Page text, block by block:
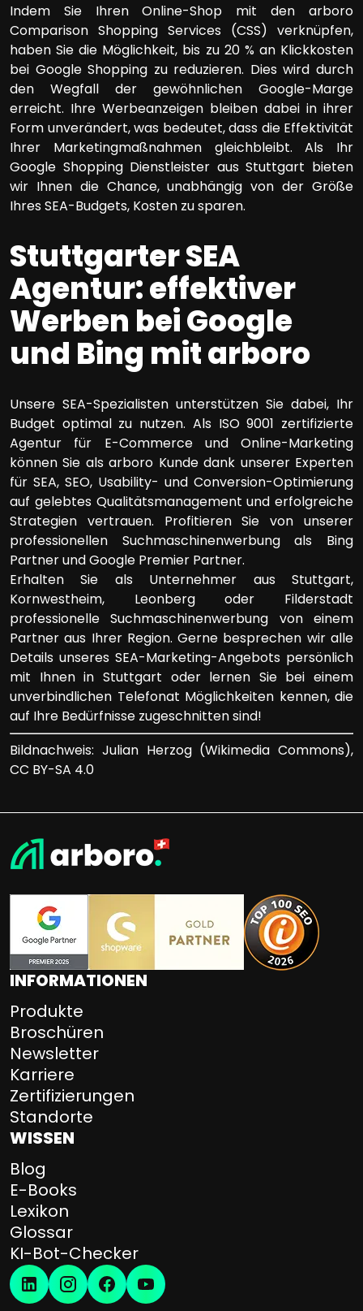
Indem Sie Ihren Online-Shop mit den arboro
Comparison Shopping Services (CSS) verknüpfen,
haben Sie die Möglichkeit, bis zu 20 % an Klickkosten
bei Google Shopping zu reduzieren. Dies wird durch
den Wegfall der gewöhnlichen Google-Marge
erreicht. Ihre Werbeanzeigen bleiben dabei in ihrer
Form unverändert, was bedeutet, dass die Effektivität
Ihrer Marketingmaßnahmen gleichbleibt. Als Ihr
Google Shopping Dienstleister aus Stuttgart bieten
wir Ihnen die Chance, unabhängig von der Größe
Ihres SEA-Budgets, Kosten zu sparen.
Stuttgarter SEA
Agentur: effektiver
Werben bei Google
und Bing mit arboro
Unsere SEA-Spezialisten unterstützen Sie dabei, Ihr
Budget optimal zu nutzen. Als ISO 9001 zertifizierte
Agentur für E-Commerce und Online-Marketing
können Sie als arboro Kunde dank unserer Experten
für SEA, SEO, Usability- und Conversion-Optimierung
auf gelebtes Qualitätsmanagement und erfolgreiche
Strategien vertrauen. Profitieren Sie von unserer
professionellen Suchmaschinenwerbung als Bing
Partner und Google Premier Partner.
Erhalten Sie als Unternehmer aus Stuttgart,
Kornwestheim, Leonberg oder Filderstadt
professionelle Suchmaschinenwerbung von einem
Partner aus Ihrer Region. Gerne besprechen wir alle
Details unseres SEA-Marketing-Angebots persönlich
mit Ihnen in Stuttgart oder lernen Sie bei einem
unverbindlichen Telefonat Möglichkeiten kennen, die
auf Ihre Bedürfnisse zugeschnitten sind!
Bildnachweis: Julian Herzog (Wikimedia Commons),
CC BY-SA 4.0
INFORMATIONEN
Produkte
Broschüren
Newsletter
Karriere
Zertifizierungen
Standorte
WISSEN
Blog
E-Books
Lexikon
Glossar
KI-Bot-Checker